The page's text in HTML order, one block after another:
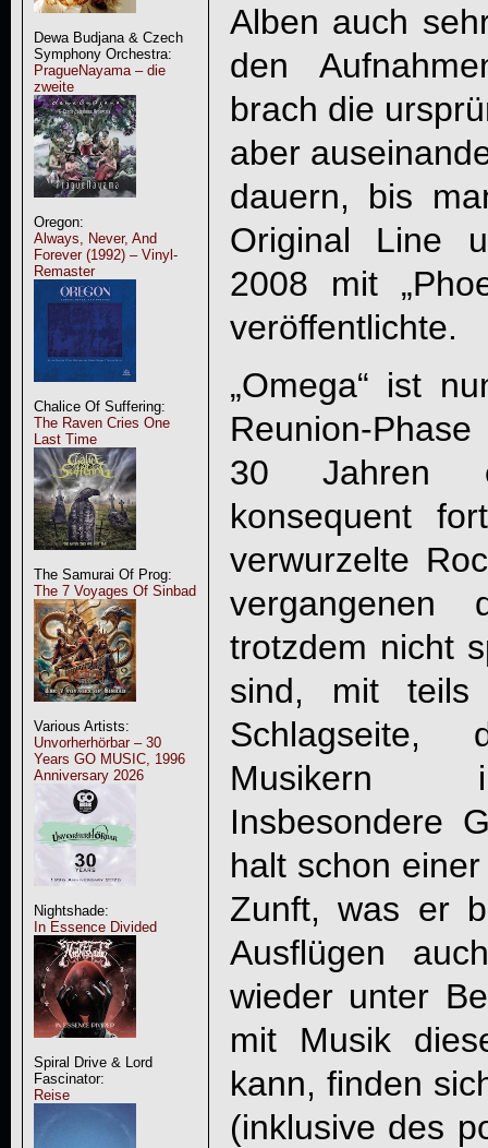
Dewa Budjana & Czech
Symphony Orchestra:
PragueNayama – die
zweite
Oregon:
Always, Never, And
Forever (1992) – Vinyl-
Remaster
Chalice Of Suffering:
The Raven Cries One
Last Time
The Samurai Of Prog:
The 7 Voyages Of Sinbad
Various Artists:
Unvorherhörbar – 30
Years GO MUSIC, 1996
Anniversary 2026
Nightshade:
In Essence Divided
Spiral Drive & Lord
Fascinator:
Reise
Alben auch
den
brach die
aber
dauern, bis
Original Line
2008 mit
veröffentlichte.
„Omega“ ist
Reunion-
30 Jahren
konsequent
verwurzelte
vergangenen
trotzdem nicht
sind, mit teils
Schlagseite,
Musikern
Insbesondere
halt schon
Zunft, was er
Ausflügen
wieder unter
mit Musik
kann, finden
(inklusive des